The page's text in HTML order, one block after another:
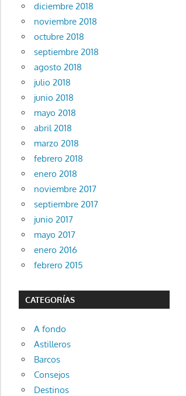
diciembre 2018
noviembre 2018
octubre 2018
septiembre 2018
agosto 2018
julio 2018
junio 2018
mayo 2018
abril 2018
marzo 2018
febrero 2018
enero 2018
noviembre 2017
septiembre 2017
junio 2017
mayo 2017
enero 2016
febrero 2015
CATEGORÍAS
A fondo
Astilleros
Barcos
Consejos
Destinos